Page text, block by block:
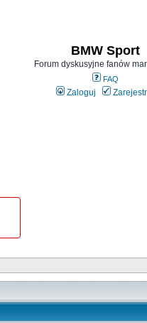
BMW Sport
Forum dyskusyjne fanów
FAQ
Zaloguj